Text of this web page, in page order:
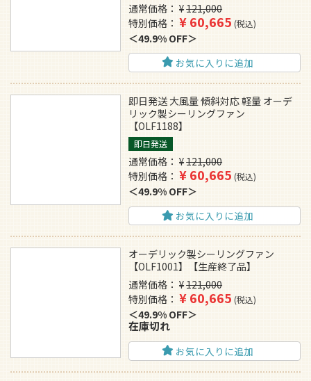
通常価格 ¥121,000
特別価格
¥60,665 税込
49.9% OFF
お気に入りに追加
即日発送 大風量 傾斜対応 軽量 オーデ
リック製シーリングファン
【OLF1188】
即日発送
通常価格 ¥121,000
特別価格
¥60,665 税込
49.9% OFF
お気に入りに追加
オーデリック製シーリングファン
【OLF1001】【生産終了品】
通常価格
¥121,000
特別価格
¥60,665 税込
49.9% OFF
在庫切れ
お気に入りに追加